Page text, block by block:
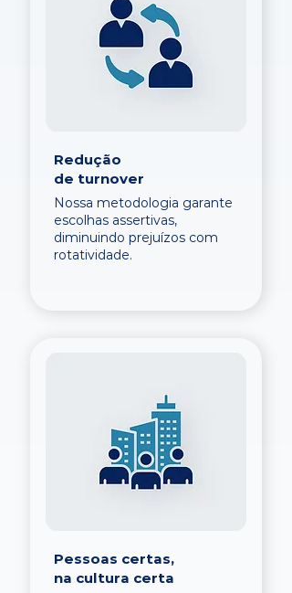
Redução
de turnover
Nossa metodologia garante
escolhas assertivas,
diminuindo prejuízos com
rotatividade.
Pessoas certas,
na cultura certa